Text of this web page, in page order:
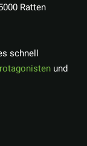
Ratten
schnell
und